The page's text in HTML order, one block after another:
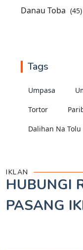
Danau Toba (45)
Tags
Umpasa
Tortor
Dalihan Na Tolu
IKLAN
HUBUNGI
PASANG